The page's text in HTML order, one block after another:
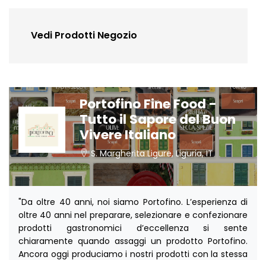
Vedi Prodotti Negozio
Portofino Fine Food -
Tutto il Sapore del Buon
Vivere Italiano
S. Margherita Ligure, Liguria, IT
"Da oltre 40 anni, noi siamo Portofino. L’esperienza di
oltre 40 anni nel preparare, selezionare e confezionare
prodotti gastronomici d’eccellenza si sente
chiaramente quando assaggi un prodotto Portofino.
Ancora oggi produciamo i nostri prodotti con la stessa